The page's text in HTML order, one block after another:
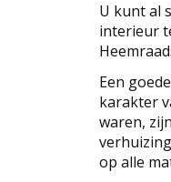
U kunt al
interieur
Een
karakter
waren,
op alle